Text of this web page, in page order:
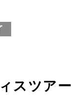
スツアー